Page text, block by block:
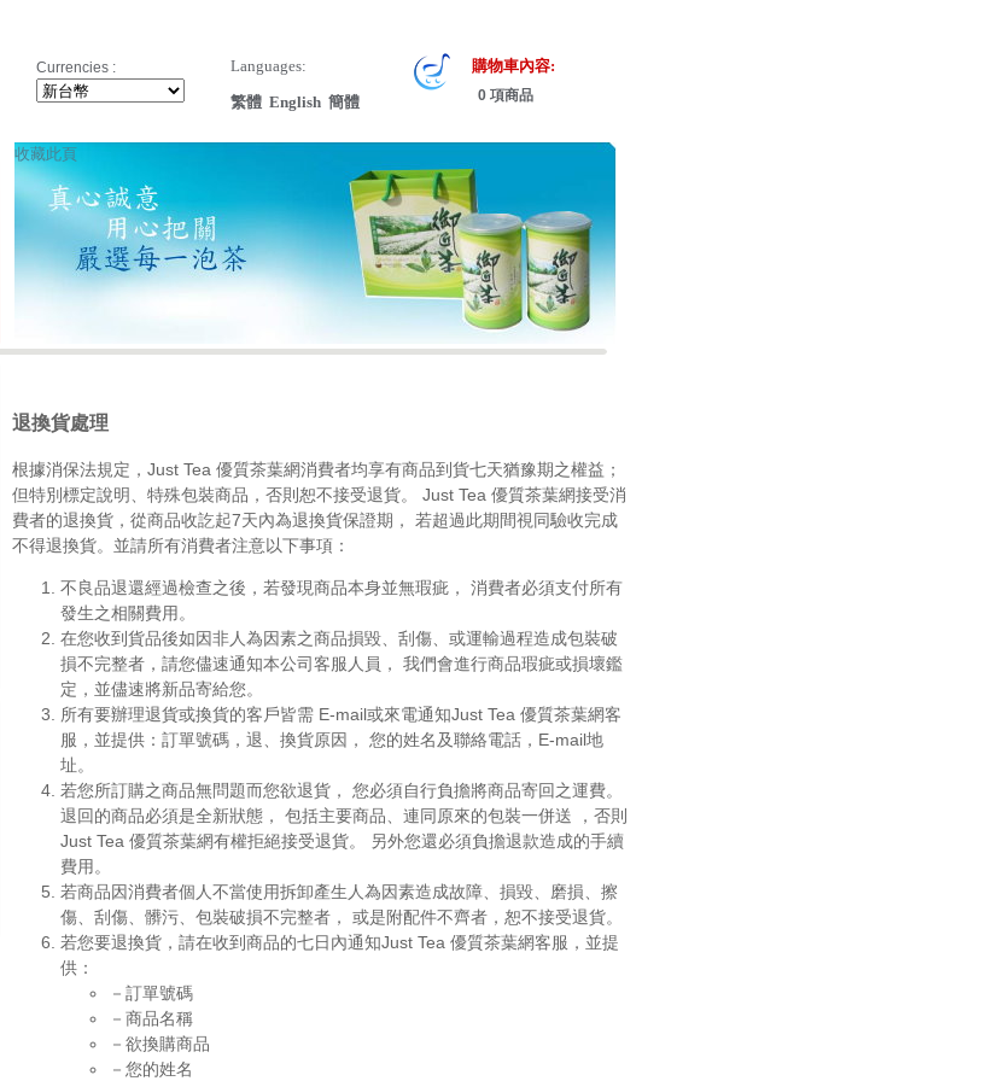
Currencies :
Languages:
繁體 English 簡體
購物車內容:
0 項商品
收藏此頁
退換貨處理
根據消保法規定，Just Tea 優質茶葉網消費者均享有商品到貨七天猶豫期之權益；
但特別標定說明、特殊包裝商品，否則恕不接受退貨。 Just Tea 優質茶葉網接受消
費者的退換貨，從商品收訖起7天內為退換貨保證期， 若超過此期間視同驗收完成
不得退換貨。並請所有消費者注意以下事項：
不良品退還經過檢查之後，若發現商品本身並無瑕疵， 消費者必須支付所有
發生之相關費用。
在您收到貨品後如因非人為因素之商品損毀、刮傷、或運輸過程造成包裝破
損不完整者，請您儘速通知本公司客服人員， 我們會進行商品瑕疵或損壞鑑
定，並儘速將新品寄給您。
所有要辦理退貨或換貨的客戶皆需 E-mail或來電通知Just Tea 優質茶葉網客
服，並提供：訂單號碼，退、換貨原因， 您的姓名及聯絡電話，E-mail地
址。
若您所訂購之商品無問題而您欲退貨， 您必須自行負擔將商品寄回之運費。
退回的商品必須是全新狀態， 包括主要商品、連同原來的包裝一併送 ，否則
Just Tea 優質茶葉網有權拒絕接受退貨。 另外您還必須負擔退款造成的手續
費用。
若商品因消費者個人不當使用拆卸產生人為因素造成故障、損毀、磨損、擦
傷、刮傷、髒污、包裝破損不完整者， 或是附配件不齊者，恕不接受退貨。
若您要退換貨，請在收到商品的七日內通知Just Tea 優質茶葉網客服，並提
供：
－訂單號碼
－商品名稱
－欲換購商品
－您的姓名